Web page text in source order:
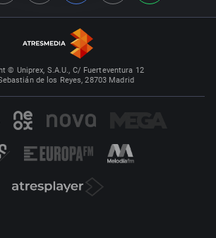
© Uniprex, S.A.U., C/ Fuerteventura 12
de los Reyes, 28703 Madrid